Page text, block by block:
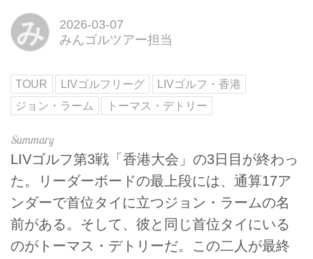
み
2026-03-07
みんゴルツアー担当
TOUR LIVゴルフリーグ
LIVゴルフ・香港
ジョン・ラーム
トーマス・デトリー
LIVゴルフ第3戦「香港大会」の3日目が終わっ
た。リーダーボードの最上段には、通算17ア
ンダーで首位タイに立つジョン・ラームの名
前がある。そして、彼と同じ首位タイにいる
のがトーマス・デトリーだ。この二人が最終